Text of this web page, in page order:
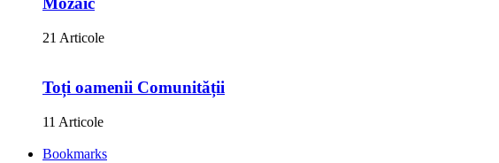
21 Articole
Toți oamenii Comunității
11 Articole
Bookmarks